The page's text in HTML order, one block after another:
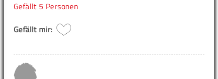
Gefällt 5 Personen
Gefällt mir: